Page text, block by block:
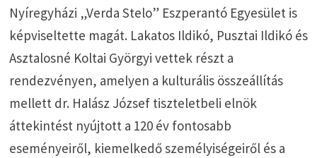
Nyíregyházi „Verda Stelo” Eszperantó Egyesület is
képviseltette magát. Lakatos Ildikó, Pusztai Ildikó és
Asztalosné Koltai Györgyi vettek részt a
rendezvényen, amelyen a kulturális összeállítás
mellett dr. Halász József tiszteletbeli elnök
áttekintést nyújtott a 120 év fontosabb
eseményeiről, kiemelkedő személyiségeiről és a